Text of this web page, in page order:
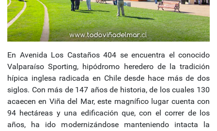
En Avenida Los Castaños 404 se encuentra el conocido
Valparaíso Sporting, hipódromo heredero de la tradición
hípica inglesa radicada en Chile desde hace más de dos
siglos. Con más de 147 años de historia, de los cuales 130
acaecen en Viña del Mar, este magnífico lugar cuenta con
94 hectáreas y una edificación que, con el correr de los
años, ha ido modernizándose manteniendo intacta la